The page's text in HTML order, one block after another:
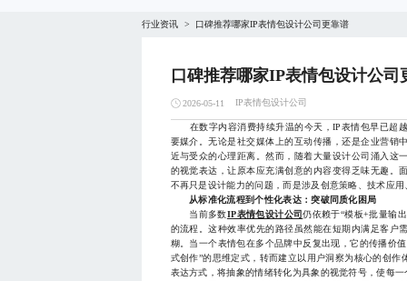
行业资讯 > 口碑推荐哪家IP表情包设计公司更靠谱
口碑推荐哪家IP表情包设计公司
2026-05-11 IP表情包设计公司
在数字内容消费持续升温的今天，IP表情包早已超
要媒介。无论是社交媒体上的互动传播，还是企业营销
近与受众的心理距离。然而，随着大量设计公司涌入
的视觉表达，让原本应充满创意的内容变得乏味无趣。
不再只是设计能力的问题，而是涉及创意策略、技术应
从标准化流程到个性化表达：突破同质化困局
当前多数IP表情包设计公司仍依赖于“模板+批量输
的流程。这种效率优先的路径虽然能在短期内满足客户
糊。当一个表情包在多个品牌中反复出现，它的传播价
式创作”的思维定式，转而建立以用户洞察为核心的创
表达方式，将抽象的情绪转化为具象的视觉符号，使每